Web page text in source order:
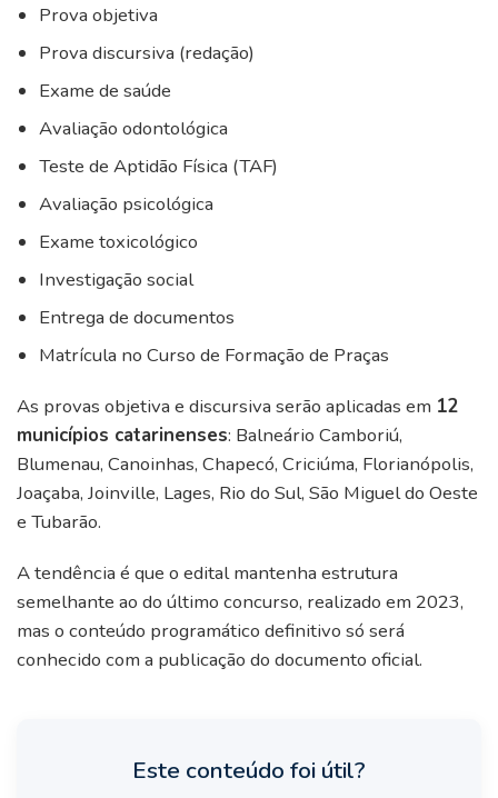
Prova objetiva
Prova discursiva (redação)
Exame de saúde
Avaliação odontológica
Teste de Aptidão Física (TAF)
Avaliação psicológica
Exame toxicológico
Investigação social
Entrega de documentos
Matrícula no Curso de Formação de Praças
As provas objetiva e discursiva serão aplicadas em 12
municípios catarinenses: Balneário Camboriú,
Blumenau, Canoinhas, Chapecó, Criciúma, Florianópolis,
Joaçaba, Joinville, Lages, Rio do Sul, São Miguel do Oeste
e Tubarão.
A tendência é que o edital mantenha estrutura
semelhante ao do último concurso, realizado em 2023,
mas o conteúdo programático definitivo só será
conhecido com a publicação do documento oficial.
Este conteúdo foi útil?